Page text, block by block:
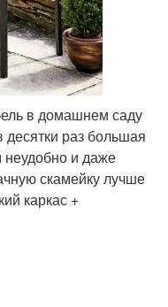
в домашнем саду
раз большая
неудобно и даже
скамейку лучше
каркас +